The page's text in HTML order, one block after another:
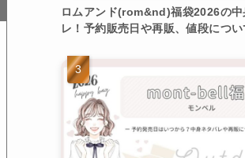
ロムアンド(rom&nd)福袋2026の中
レ！予約販売日や再販、値段につい